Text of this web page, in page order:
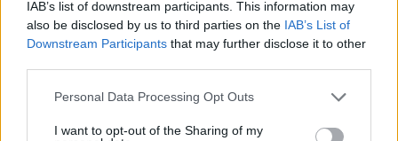
IAB’s list of downstream participants. This information may
also be disclosed by us to third parties on the IAB’s List of
Downstream Participants that may further disclose it to other
Please note that this website/app uses one or more Google
not limited to your visit or usage behaviour. You may click to
Personal Data Processing Opt Outs
I want to opt-out of the Sharing of my